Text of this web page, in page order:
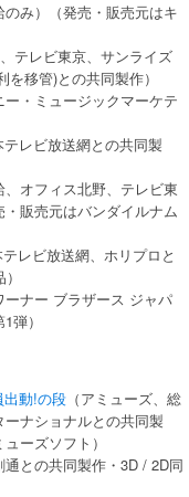
のみ）（発売・販売元はキ
テレビ東京、サンライズ
移管)との共同製作）
ー・ミュージックマーケテ
テレビ放送網との共同製
、オフィス北野、テレビ東
販売元はバンダイルナム
テレビ放送網、ホリプロと
ーナー ブラザース ジャパ
弾）
動!の段 （アミューズ、総
ナショナルとの共同製
ーズソフト）
通との共同製作・3D / 2D同